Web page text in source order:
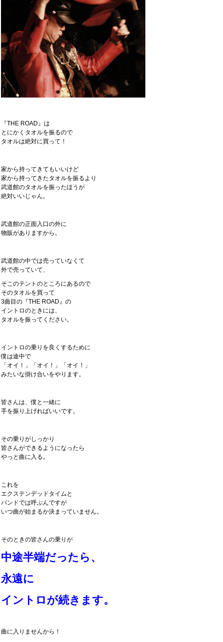
『THE ROAD』は
とにかくタオルを振るので
タオルは絶対に買って！
家から持ってきてもいいけど
家から持ってきたタオルを振るより
武道館のタオルを振ったほうが
絶対いいじゃん。
武道館の正面入口の外に
物販がありますから。
武道館の中では売っていなくて
外で売っていて、
そこのテントのところにあるので
そのタオルを買って
3曲目の『THE ROAD』の
イントロのときには、
タオルを振ってください。
イントロの乗りを良くするために
僕は途中で
「オイ！」「オイ！」「オイ！」
みたいな掛け合いをやります。
皆さんは、僕と一緒に
手を振り上げればいいです。
その乗りがしっかり
皆さんができるようになったら
やっと曲に入る。
これを
エクステンデッドタイムと
バンドでは呼ぶんですが
いつ曲が始まるか決まっていません。
そのときの皆さんの乗りが
中途半端だったら、
永遠に
イントロが続きます。
曲に入りませんから！